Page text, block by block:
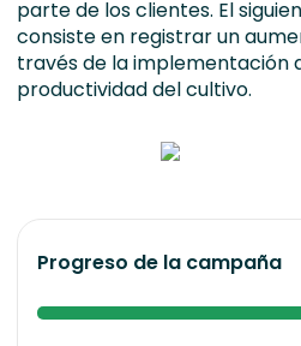
parte de los clientes. El
consiste en registrar un
través de la implementación
productividad del cultivo.
Progreso de la campaña